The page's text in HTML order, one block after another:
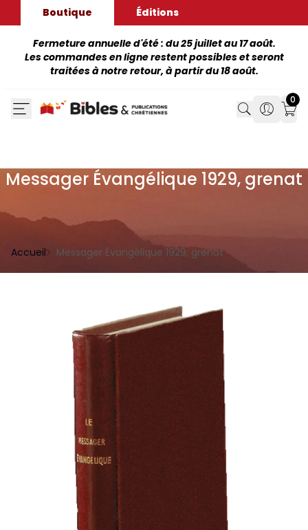
Boutique Éditions
Fermeture annuelle d'été : du 25 juillet au 17 août.
Les commandes en ligne restent possibles et seront
traitées à notre retour, à partir du 18 août.
Search
Search
0
Messager Évangélique 1929, grenat
Accueil Messager Évangélique 1929, grenat